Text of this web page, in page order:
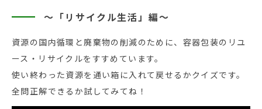
～「リサイクル生活」編～
資源の国内循環と廃棄物の削減のために、容器包装のリユ
ース・リサイクルをすすめています。
使い終わった資源を通い箱に入れて戻せるかクイズです。
全問正解できるか試してみてね！